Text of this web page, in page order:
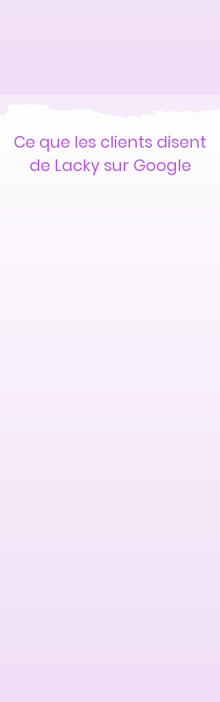
Ce que les clients disent
de Lacky sur Google